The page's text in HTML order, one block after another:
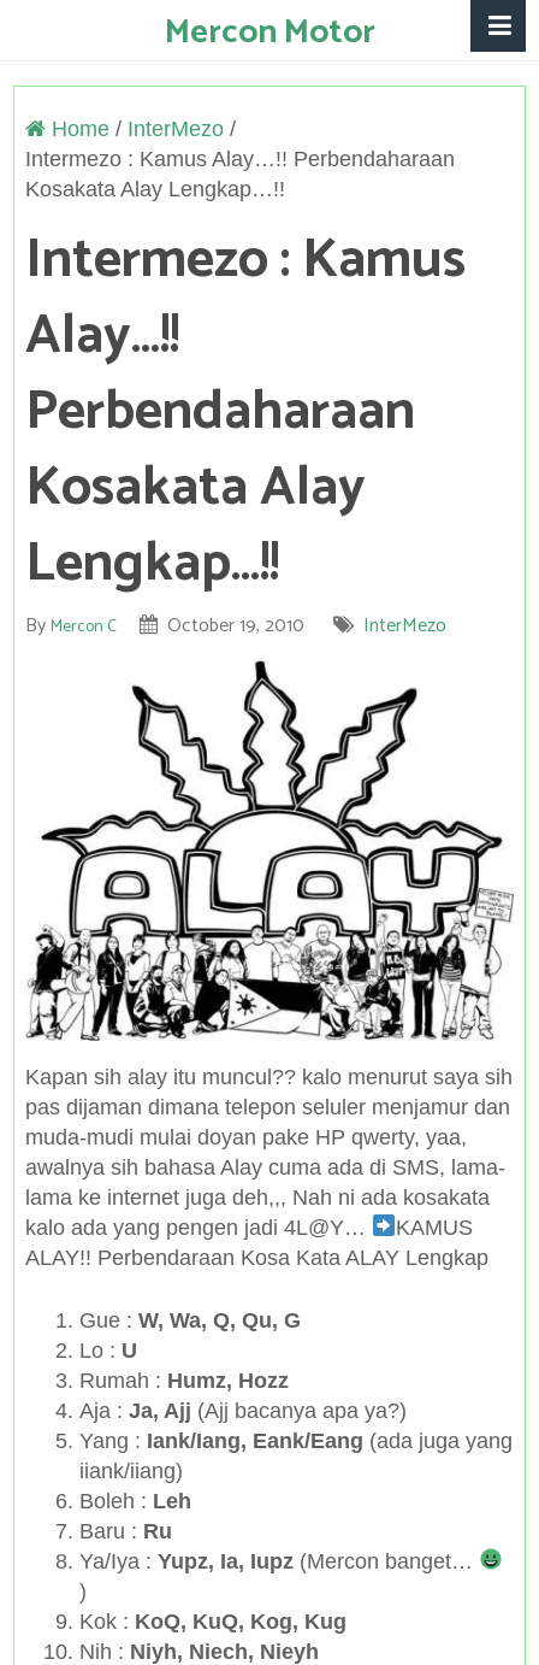
Mercon Motor
Home/ InterMezo/
Intermezo : Kamus Alay…!! Perbendaharaan
Kosakata Alay Lengkap…!!
Intermezo : Kamus
Alay…!!
Perbendaharaan
Kosakata Alay
Lengkap…!!
ByMercon C October 19, 2010 InterMezo
Kapan sih alay itu muncul?? kalo menurut saya sih
pas dijaman dimana telepon seluler menjamur dan
muda-mudi mulai doyan pake HP qwerty, yaa,
awalnya sih bahasa Alay cuma ada di SMS, lama-
lama ke internet juga deh,,, Nah ni ada kosakata
kalo ada yang pengen jadi 4L@Y…
KAMUS
ALAY!! Perbendaraan Kosa Kata ALAY Lengkap
Gue : W, Wa, Q, Qu, G
Lo : U
Rumah : Humz, Hozz
Aja : Ja, Ajj (Ajj bacanya apa ya?)
Yang : Iank/Iang, Eank/Eang (ada juga yang
iiank/iiang)
Boleh : Leh
Baru : Ru
Ya/Iya : Yupz, Ia, Iupz(Mercon banget…
)
Kok : KoQ, KuQ, Kog, Kug
Nih : Niyh, Niech, Nieyh